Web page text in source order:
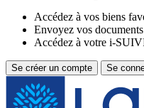
Accédez à vos biens
Envoyez vos
Accédez à votre i-
Se créer un compte Se